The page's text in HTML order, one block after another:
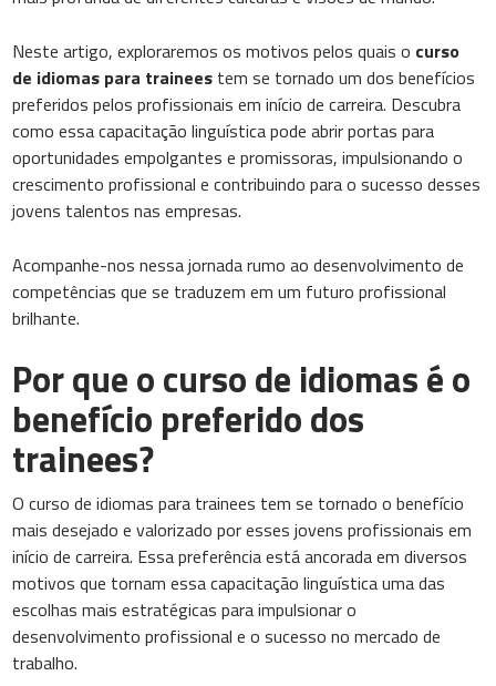
Neste artigo, exploraremos os motivos pelos quais o curso
de idiomas para trainees tem se tornado um dos benefícios
preferidos pelos profissionais em início de carreira. Descubra
como essa capacitação linguística pode abrir portas para
oportunidades empolgantes e promissoras, impulsionando o
crescimento profissional e contribuindo para o sucesso desses
jovens talentos nas empresas.
Acompanhe-nos nessa jornada rumo ao desenvolvimento de
competências que se traduzem em um futuro profissional
brilhante.
Por que o curso de idiomas é o
benefício preferido dos
trainees?
O curso de idiomas para trainees tem se tornado o benefício
mais desejado e valorizado por esses jovens profissionais em
início de carreira. Essa preferência está ancorada em diversos
motivos que tornam essa capacitação linguística uma das
escolhas mais estratégicas para impulsionar o
desenvolvimento profissional e o sucesso no mercado de
trabalho.